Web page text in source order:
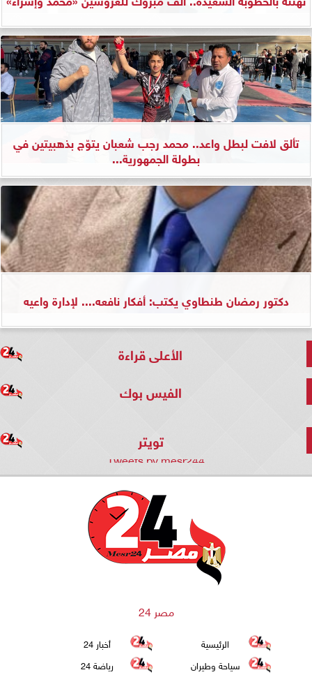
تألق لافت لبطل واعد.. محمد رجب شعبان يتوّج بذهبيتين في
بطولة الجمهورية...
دكتور رمضان طنطاوي يكتب: أفكار نافعه.... لإدارة واعيه
الأعلى قراءة
الفيس بوك
تويتر
Tweets by mesr244
مصر 24
الرئيسية
أخبار 24
سياحة وطيران
رياضة 24